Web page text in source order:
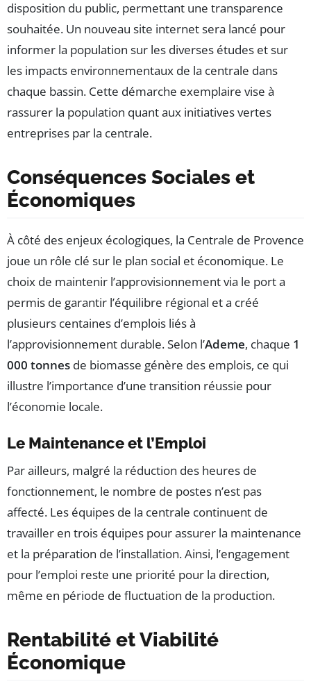
disposition du public, permettant une transparence
souhaitée. Un nouveau site internet sera lancé pour
informer la population sur les diverses études et sur
les impacts environnementaux de la centrale dans
chaque bassin. Cette démarche exemplaire vise à
rassurer la population quant aux initiatives vertes
entreprises par la centrale.
Conséquences Sociales et
Économiques
À côté des enjeux écologiques, la Centrale de Provence
joue un rôle clé sur le plan social et économique. Le
choix de maintenir l’approvisionnement via le port a
permis de garantir l’équilibre régional et a créé
plusieurs centaines d’emplois liés à
l’approvisionnement durable. Selon l’Ademe, chaque 1
000 tonnes de biomasse génère des emplois, ce qui
illustre l’importance d’une transition réussie pour
l’économie locale.
Le Maintenance et l’Emploi
Par ailleurs, malgré la réduction des heures de
fonctionnement, le nombre de postes n’est pas
affecté. Les équipes de la centrale continuent de
travailler en trois équipes pour assurer la maintenance
et la préparation de l’installation. Ainsi, l’engagement
pour l’emploi reste une priorité pour la direction,
même en période de fluctuation de la production.
Rentabilité et Viabilité
Économique